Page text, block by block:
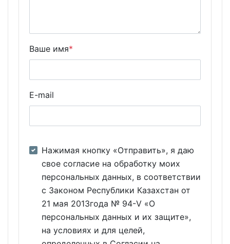
Ваше имя*
E-mail
Нажимая кнопку «Отправить», я даю
свое согласие на обработку моих
персональных данных, в соответствии
с Законом Республики Казахстан от
21 мая 2013года № 94-V «О
персональных данных и их защите»,
на условиях и для целей,